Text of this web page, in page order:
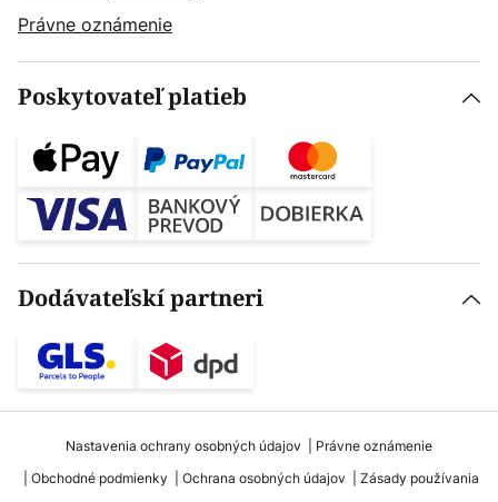
Právne oznámenie
Poskytovateľ platieb
Dodávateľskí partneri
Nastavenia ochrany osobných údajov
Právne oznámenie
Obchodné podmienky
Ochrana osobných údajov
Zásady používania